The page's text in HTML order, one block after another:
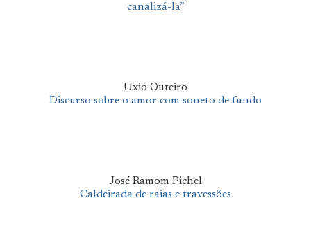
canalizá-la”
Uxio Outeiro
Discurso sobre o amor com soneto de fundo
José Ramom Pichel
Caldeirada de raias e travessões